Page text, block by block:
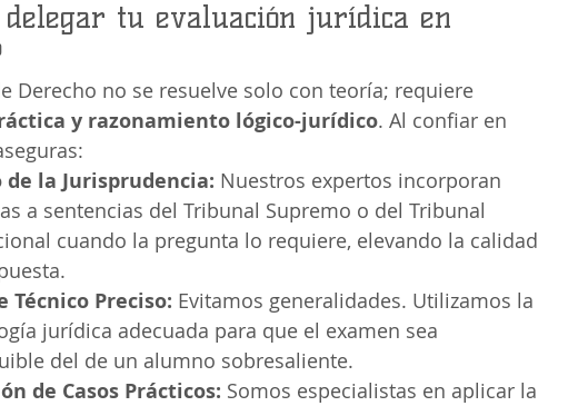
delegar tu evaluación jurídica en
Derecho no se resuelve solo con teoría; requiere
y razonamiento lógico-jurídico. Al confiar en
la Jurisprudencia: Nuestros expertos incorporan
a sentencias del Tribunal Supremo o del Tribunal
cuando la pregunta lo requiere, elevando la calidad
Técnico Preciso: Evitamos generalidades. Utilizamos la
jurídica adecuada para que el examen sea
del de un alumno sobresaliente.
de Casos Prácticos: Somos especialistas en aplicar la